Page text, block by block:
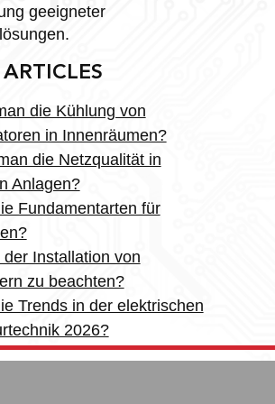
geeigneter
die Kühlung von
in Innenräumen?
die Netzqualität in
Anlagen?
Fundamentarten für
Installation von
zu beachten?
Trends in der elektrischen
2026?